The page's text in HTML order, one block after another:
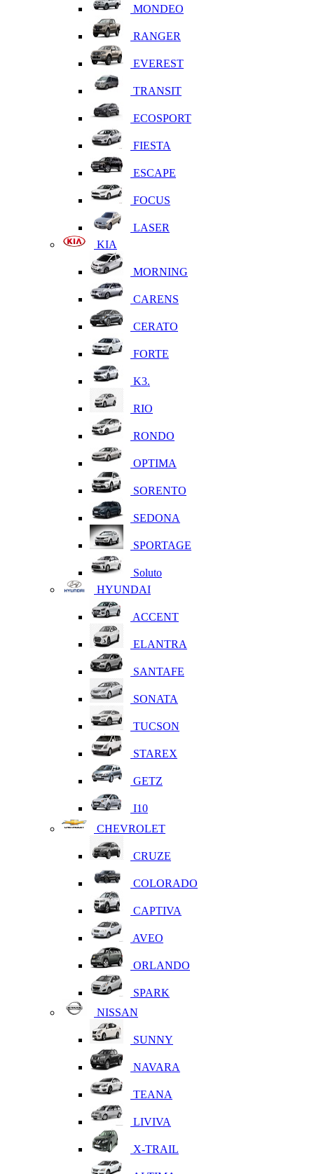
MONDEO
RANGER
EVEREST
TRANSIT
ECOSPORT
FIESTA
ESCAPE
FOCUS
LASER
KIA
MORNING
CARENS
CERATO
FORTE
K3.
RIO
RONDO
OPTIMA
SORENTO
SEDONA
SPORTAGE
Soluto
HYUNDAI
ACCENT
ELANTRA
SANTAFE
SONATA
TUCSON
STAREX
GETZ
I10
CHEVROLET
CRUZE
COLORADO
CAPTIVA
AVEO
ORLANDO
SPARK
NISSAN
SUNNY
NAVARA
TEANA
LIVIVA
X-TRAIL